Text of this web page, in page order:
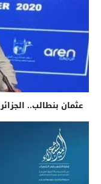
عثمان بنطالب..